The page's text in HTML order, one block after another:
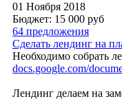
01 Ноября 2018
Бюджет: 15 000 руб
64 предложения
Сделать лендинг на
Необходимо собрать
docs.google.com/
Лендинг делаем на